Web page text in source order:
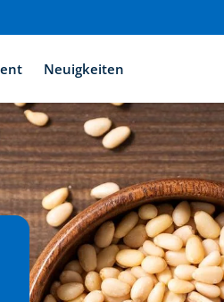
Neuigkeiten